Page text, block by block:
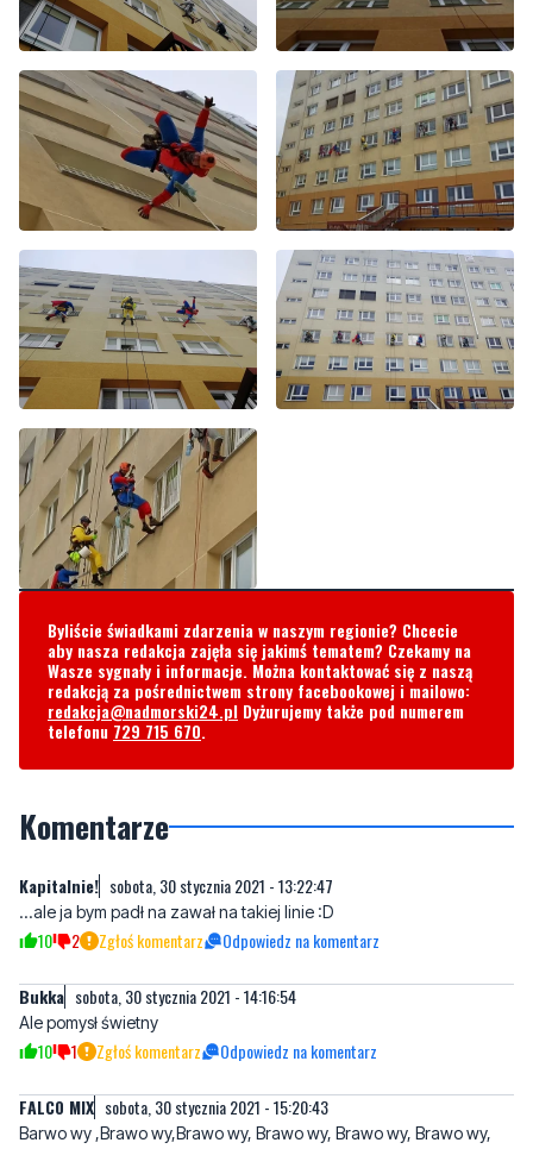
Byliście świadkami zdarzenia w naszym regionie? Chcecie
aby nasza redakcja zajęła się jakimś tematem? Czekamy na
Wasze sygnały i informacje. Można kontaktować się z naszą
redakcją za pośrednictwem strony facebookowej i mailowo:
redakcja@nadmorski24.pl Dyżurujemy także pod numerem
telefonu 729 715 670.
Komentarze
Kapitalnie! sobota, 30 stycznia 2021 - 13:22:47
...ale ja bym padł na zawał na takiej linie :D
10 2 Zgłoś komentarz Odpowiedz na komentarz
Bukka sobota, 30 stycznia 2021 - 14:16:54
Ale pomysł świetny
10 1 Zgłoś komentarz Odpowiedz na komentarz
FALC0 MIX sobota, 30 stycznia 2021 - 15:20:43
Barwo wy ,Brawo wy,Brawo wy, Brawo wy, Brawo wy, Brawo wy,